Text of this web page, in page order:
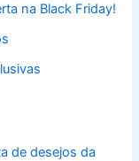
na Black Friday!
de desejos da